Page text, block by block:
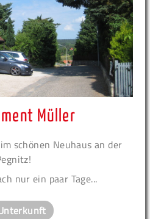
Müller
schönen Neuhaus an der
nur ein paar Tage...